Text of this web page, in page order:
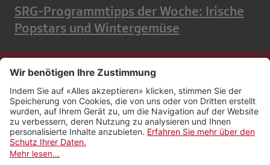
SRG-Programmtipps der Woche: Irische
Popstars und Wintergemüse
Kontakt
Impressum
Rechtliches
Netiquette